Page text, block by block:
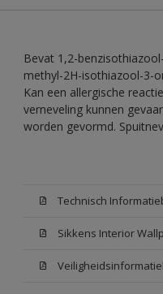
Bevat 1,2-
methyl-2H-isothiazool-3-
Kan een allergische
verneveling kunnen
worden gevormd.
Technisch